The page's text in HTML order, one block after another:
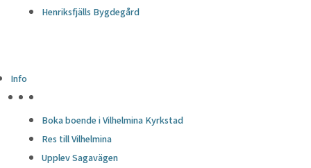
Henriksfjälls Bygdegård
Info
Boka boende i Vilhelmina Kyrkstad
Res till Vilhelmina
Upplev Sagavägen